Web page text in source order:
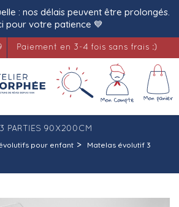
: nos délais peuvent être prolongés.
pour votre patience 💙
en 3-4 fois sans frais :)
PARTIES 90X200CM
pour enfant
Matelas évolutif 3